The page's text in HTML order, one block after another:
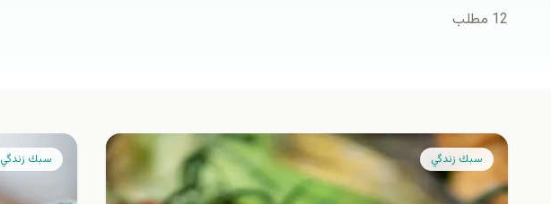
12 مطلب
سبك زندگي سبك زندگي